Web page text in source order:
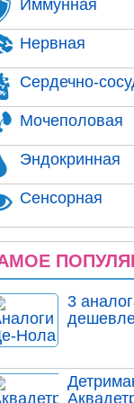
Иммунная
Нервная
Сердечно-
Мочеполовая
Эндокринная
Сенсорная
3